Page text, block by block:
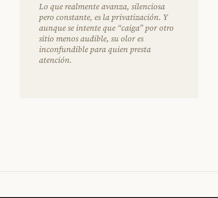
Lo que realmente avanza, silenciosa
pero constante, es la privatización. Y
aunque se intente que “caiga” por otro
sitio menos audible, su olor es
inconfundible para quien presta
atención.